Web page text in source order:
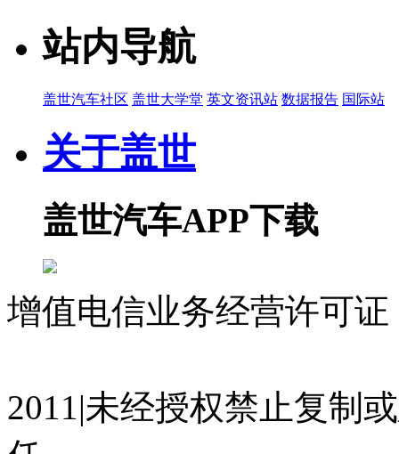
站内导航
盖世汽车社区 盖世大学堂 英文资讯站 数据报告 国际站
关于盖世
盖世汽车APP下载
增值电信业务经营许可
2011|未经授权禁止复制